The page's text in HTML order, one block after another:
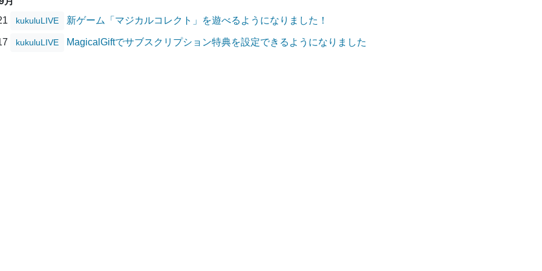
kukuluLIVE 新ゲーム「マジカルコレクト」を遊べるようになりました！
kukuluLIVE MagicalGiftでサブスクリプション特典を設定できるようになりました